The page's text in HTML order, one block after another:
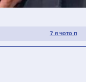
? я чото п